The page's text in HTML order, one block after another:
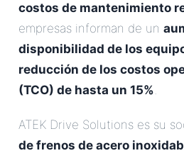
costos de mantenimiento
empresas informan de un
disponibilidad de los
reducción de los costos
(TCO) de hasta un 15%.
ATEK Drive Solutions es su
de frenos de acero